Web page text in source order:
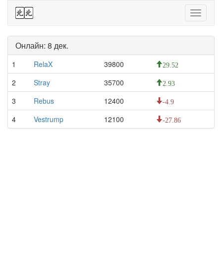
Toggle
44
Онлайн: 8 дек.
1 RelaX 39800 29.52
2 Stray 35700 2.93
3 Rebus 12400 -4.9
4 Vestrump 12100 -27.86